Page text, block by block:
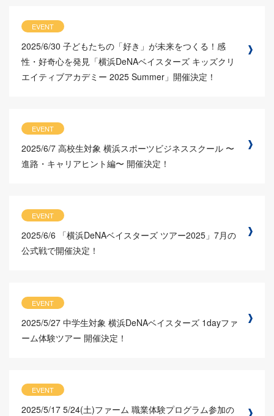
EVENT
2025/6/30 子どもたちの「好き」が未来をつくる！感
性・好奇心を発見「横浜DeNAベイスターズ キッズクリ
エイティブアカデミー 2025 Summer」開催決定！
EVENT
2025/6/7 高校生対象 横浜スポーツビジネススクール 〜
進路・キャリアヒント編〜 開催決定！
EVENT
2025/6/6
「横浜DeNAベイスターズ ツアー2025」7月の
公式戦で開催決定！
EVENT
2025/5/27 中学生対象 横浜DeNAベイスターズ 1dayファ
ーム体験ツアー 開催決定！
EVENT
2025/5/17 5/24(土)ファーム 職業体験プログラム参加の